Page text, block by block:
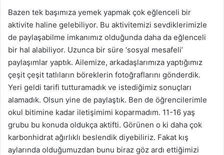
Bazen tek başımıza yemek yapmak çok eğlenceli bir
aktivite haline gelebiliyor. Bu aktivitemizi sevdiklerimizle
de paylaşabilme imkanımız olduğunda daha da eğlenceli
bir hal alabiliyor. Uzunca bir süre ‘sosyal mesafeli’
paylaşımlar yaptık. Ailemize, arkadaşlarımıza yaptığımız
çeşit çeşit tatlıların böreklerin fotoğraflarını gönderdik.
Yeri geldi tarifi tutturamadık ve istediğimiz sonuçları
alamadık. Olsun yine de paylaştık. Ben de öğrencilerimle
okul bitimine kadar iletişimimi koparmadım. 11-16 yaş
grubu bu konuda oldukça aktifti. Görünen o ki daha çok
karbonhidrat ağırlıklı beslendik diyebiliriz. Fakat kış
aylarında olduğumuzdan bunu biraz göz ardı ettiğimizi